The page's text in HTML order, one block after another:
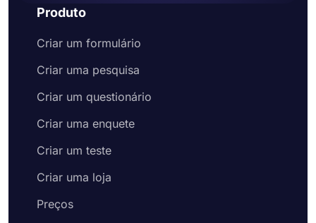
Produto
Criar um formulário
Criar uma pesquisa
Criar um questionário
Criar uma enquete
Criar um teste
Criar uma loja
Preços